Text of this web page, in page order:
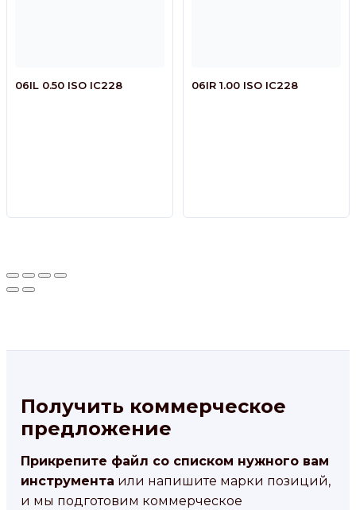
06IL 0.50 ISO IC228 06IR 1.00 ISO IC228
Получить коммерческое
предложение
Прикрепите файл со списком нужного вам
инструмента или напишите марки позиций,
и мы подготовим коммерческое